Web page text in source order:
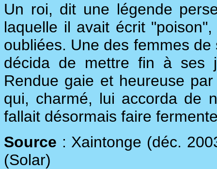
Un roi, dit une légende
laquelle il avait écrit
oubliées. Une des femmes
décida de mettre fin à ses
Rendue gaie et heureuse
qui, charmé, lui accorda de
fallait désormais faire
Source : Xaintonge (déc.
(Solar)